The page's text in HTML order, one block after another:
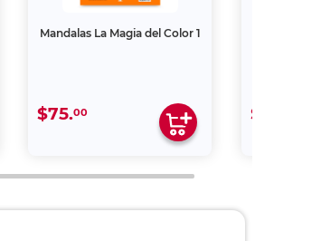
Mandalas La Magia del Color 1
$75.00 $279.